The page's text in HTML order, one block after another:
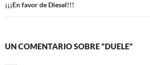
¡¡¡En favor de Diesel!!!
UN COMENTARIO SOBRE “DUELE”